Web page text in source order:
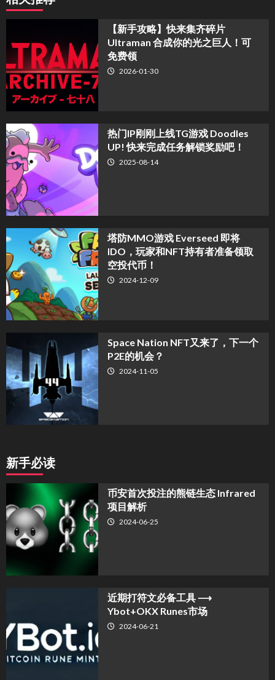
【新手攻略】快来集齐碎片
Ultraman 合成你的光之巨人！可
免费领
2026-01-30
热门IP刚刚上线TG游戏 Doodles
UP! 快来完成任务解锁奖励吧！
2025-08-14
塔防MMO游戏 Everseed 即将
IDO，玩家和NFT持有者准备领取
空投代币！
2024-12-09
Space Nation NFT又来了，下一个
P2E的机会？
2024-11-05
新手必读
币安首次投注的熊链生态 Infrared
项目解析
2024-06-25
近期打符文必备工具 ⟶
Ybot+OKX Runes市场
2024-06-21